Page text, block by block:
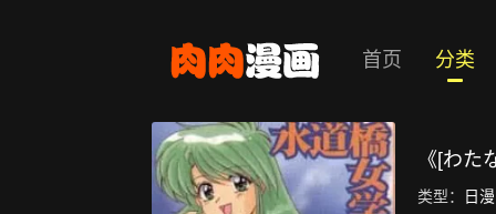
首页 分类
《[わた
类型： 日漫